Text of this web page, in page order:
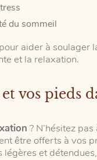
du sommeil
aider à soulager
et la relaxation.
vos pieds
? N’hésitez
être offerts à vos
et